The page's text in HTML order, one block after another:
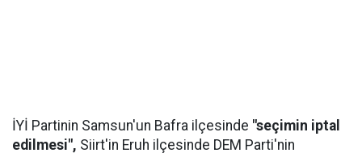
İYİ Partinin Samsun'un Bafra ilçesinde "seçimin iptal
edilmesi", Siirt'in Eruh ilçesinde DEM Parti'nin